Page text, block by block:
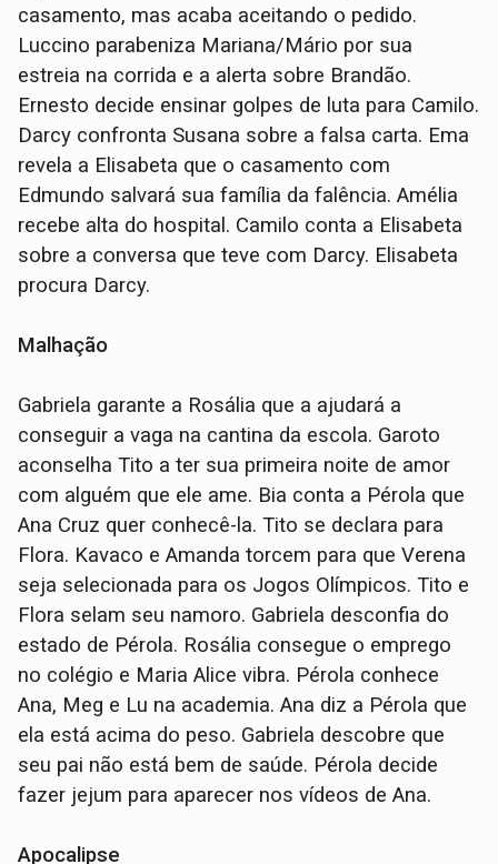
casamento, mas acaba aceitando o pedido.
Luccino parabeniza Mariana/Mário por sua
estreia na corrida e a alerta sobre Brandão.
Ernesto decide ensinar golpes de luta para Camilo.
Darcy confronta Susana sobre a falsa carta. Ema
revela a Elisabeta que o casamento com
Edmundo salvará sua família da falência. Amélia
recebe alta do hospital. Camilo conta a Elisabeta
sobre a conversa que teve com Darcy. Elisabeta
procura Darcy.
Malhação
Gabriela garante a Rosália que a ajudará a
conseguir a vaga na cantina da escola. Garoto
aconselha Tito a ter sua primeira noite de amor
com alguém que ele ame. Bia conta a Pérola que
Ana Cruz quer conhecê-la. Tito se declara para
Flora. Kavaco e Amanda torcem para que Verena
seja selecionada para os Jogos Olímpicos. Tito e
Flora selam seu namoro. Gabriela desconfia do
estado de Pérola. Rosália consegue o emprego
no colégio e Maria Alice vibra. Pérola conhece
Ana, Meg e Lu na academia. Ana diz a Pérola que
ela está acima do peso. Gabriela descobre que
seu pai não está bem de saúde. Pérola decide
fazer jejum para aparecer nos vídeos de Ana.
Apocalipse